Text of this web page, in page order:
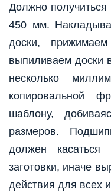
Должно
450 мм.
доски,
выпиливаем доски
несколько
копировальной
шаблону,
размеров.
должен
заготовки, иначе
действия для всех